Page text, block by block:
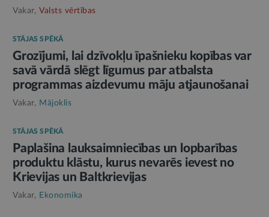
Vakar, Valsts vērtības
STĀJAS SPĒKĀ
Grozījumi, lai dzīvokļu īpašnieku kopības var
savā vārdā slēgt līgumus par atbalsta
programmas aizdevumu māju atjaunošanai
Vakar, Mājoklis
STĀJAS SPĒKĀ
Paplašina lauksaimniecības un lopbarības
produktu klāstu, kurus nevarēs ievest no
Krievijas un Baltkrievijas
Vakar, Ekonomika